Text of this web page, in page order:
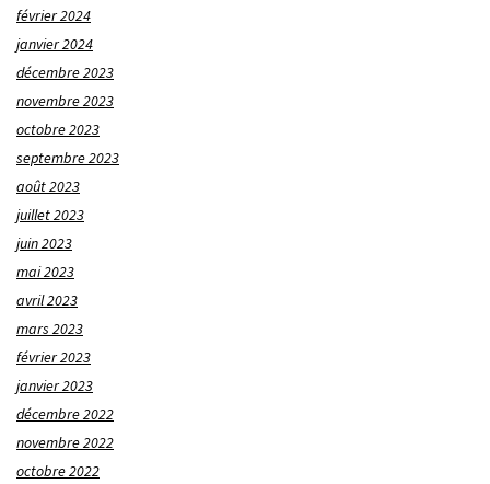
février 2024
janvier 2024
décembre 2023
novembre 2023
octobre 2023
septembre 2023
août 2023
juillet 2023
juin 2023
mai 2023
avril 2023
mars 2023
février 2023
janvier 2023
décembre 2022
novembre 2022
octobre 2022